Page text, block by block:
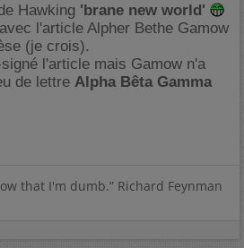
Hawking 'brane new world'
l'article Alpher Bethe Gamow
(je crois).
l'article mais Gamow n'a
de lettre Alpha Bêta Gamma
that I'm dumb.” Richard Feynman